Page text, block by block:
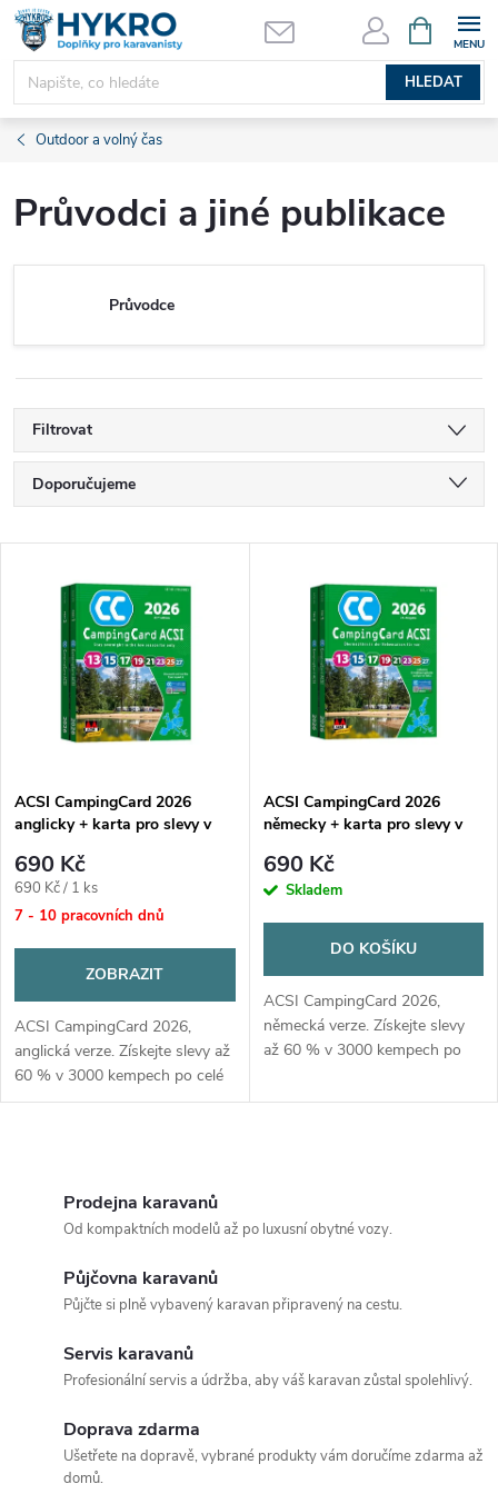
Přejít
obsah
HLEDAT
NÁKUPNÍ
KOŠÍK
Outdoor a volný čas
Průvodci a jiné publikace
Průvodce
Filtrovat
Ř
a
p
r
o
d
u
k
Doporučujeme
Nejprodávanější
Abecedně
s
p
r
o
d
u
ACSI CampingCard 2026
anglicky + karta pro slevy v
690 Kč
Měrná
cena:
690 Kč / 1 ks
7 - 10 pracovních dnů
ZOBRAZIT
ACSI CampingCard 2026,
anglická verze. Získejte slevy až
60 % v 3000 kempech po celé
Evropě mimo hlavní sezónu.
ACSI CampingCard 2026
německy + karta pro slevy v
690 Kč
Skladem
DO KOŠÍKU
ACSI CampingCard 2026,
německá verze. Získejte slevy
až 60 % v 3000 kempech po
sezónu.
Prodejna karavanů
Od kompaktních modelů až po luxusní obytné vozy.
Půjčovna karavanů
Půjčte si plně vybavený karavan připravený na cestu.
Servis karavanů
Profesionální servis a údržba, aby váš karavan zůstal spolehlivý.
Doprava zdarma
Ušetřete na dopravě, vybrané produkty vám doručíme zdarma až
domů.